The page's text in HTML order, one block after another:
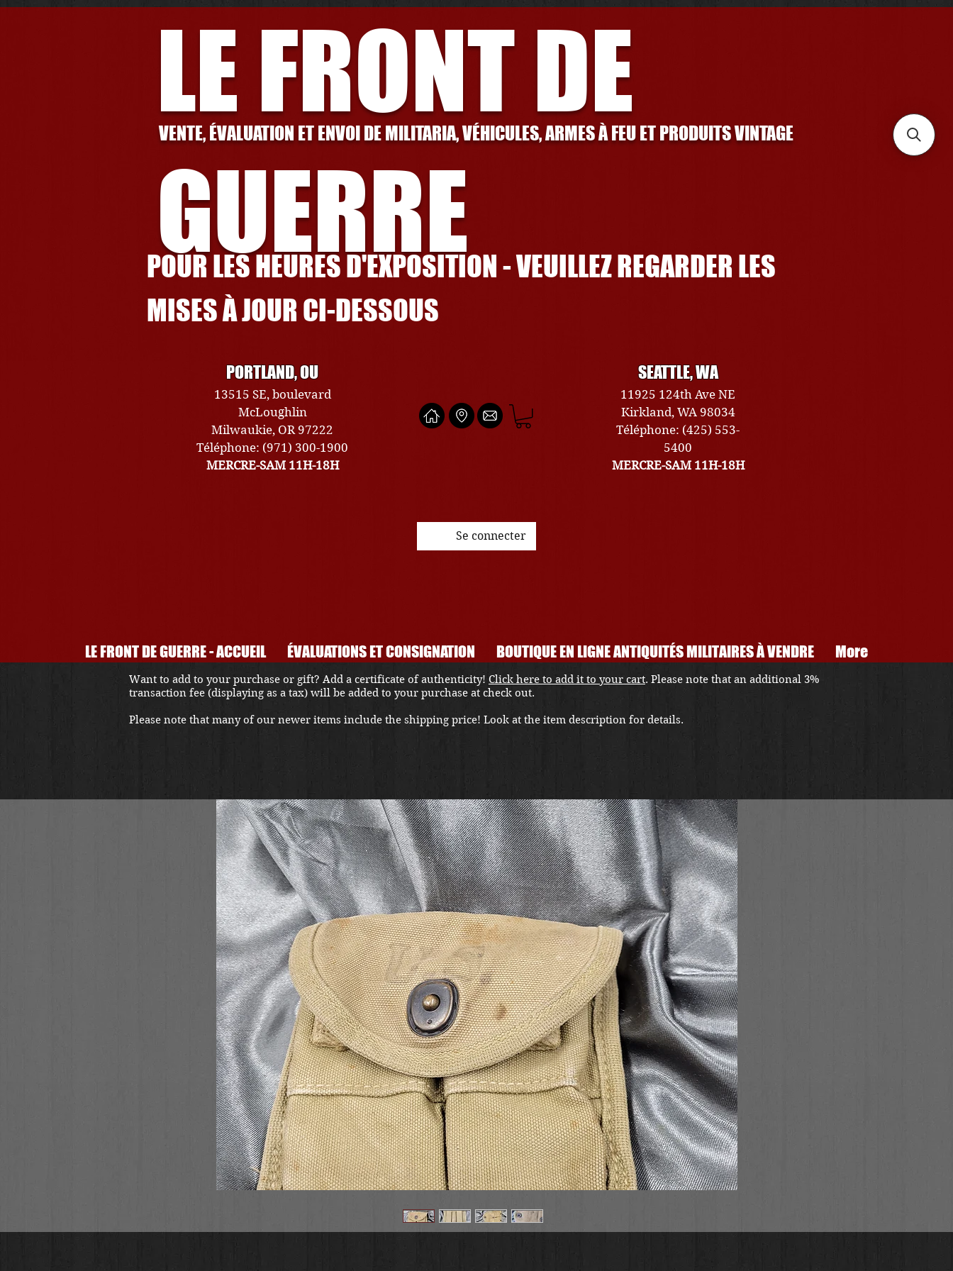
LE FRONT DE
GUERRE
VENTE, ÉVALUATION ET ENVOI DE MILITARIA, VÉHICULES, ARMES À FEU ET PRODUITS VINTAGE
POUR LES HEURES D'EXPOSITION - VEUILLEZ REGARDER LES
MISES À JOUR CI-DESSOUS
PORTLAND, OU
13515 SE, boulevard
McLoughlin
Milwaukie, OR 97222
Téléphone: (971) 300-1900
MERCRE-SAM 11H-18H
SEATTLE, WA
11925 124th Ave NE
Kirkland, WA 98034
Téléphone: (425) 553-
5400
MERCRE-SAM 11H-18H
Se connecter
LE FRONT DE GUERRE - ACCUEIL ÉVALUATIONS ET CONSIGNATION BOUTIQUE EN LIGNE ANTIQUITÉS MILITAIRES À VENDRE More
Want to add to your purchase or gift? Add a certificate of authenticity! Click here to add it to your cart. Please note that an additional 3%
transaction fee (displaying as a tax) will be added to your purchase at check out.
Please note that many of our newer items include the shipping price! Look at the item description for details.